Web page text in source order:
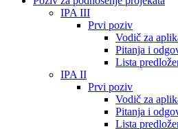
IPA III
Prvi poziv
Vodič za
Pitanja i
Lista
IPA II
Prvi poziv
Vodič za
Pitanja i
Lista